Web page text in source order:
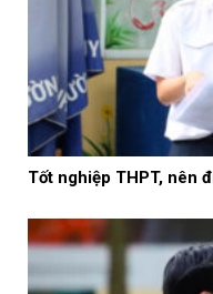
Tốt nghiệp THPT, nên